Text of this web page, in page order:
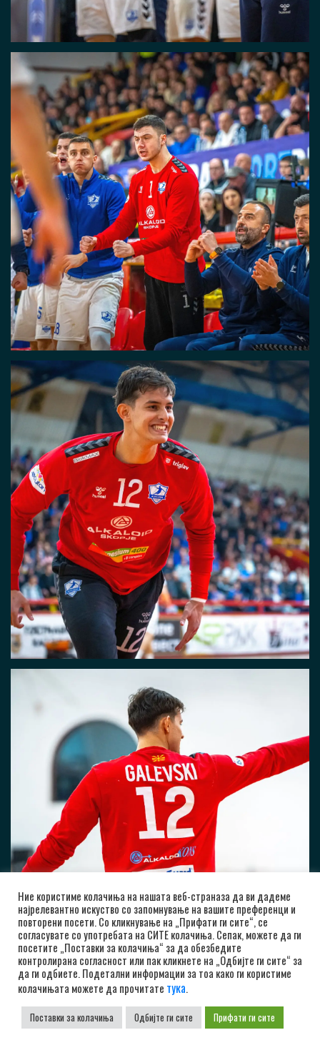
Ние користиме колачиња на нашата веб-страназа да ви дадеме
најрелевантно искуство со запомнување на вашите преференци и
повторени посети. Со кликнување на „Прифати ги сите“, се
согласувате со употребата на СИТЕ колачиња. Сепак, можете да ги
посетите „Поставки за колачиња“ за да обезбедите
контролирана согласност или пак кликнете на „Одбијте ги сите“ за
да ги одбиете. Подетални информации за тоа како ги користиме
колачињата можете да прочитате тука.
Поставки за колачиња Одбијте ги сите Прифати ги сите